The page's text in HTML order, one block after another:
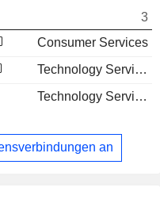
3
Consumer Services
Technology Services
Technology Services
an